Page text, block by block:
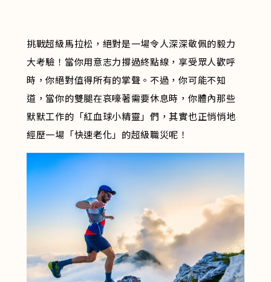
挑戰超級馬拉松，絕對是一場令人深深敬佩的毅力
大考驗！當你用意志力撐過終點線，享受眾人歡呼
時，你絕對值得所有的掌聲。不過，你可能不知
道，當你的雙腿在哀嚎著需要休息時，你體內那些
默默工作的「紅血球小精靈」們，其實也正悄悄地
經歷一場「快速老化」的超級職災呢！